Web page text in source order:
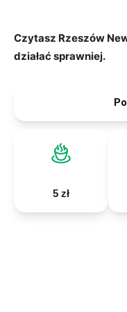
Czytasz Rzeszów
działać sprawniej.
5 zł